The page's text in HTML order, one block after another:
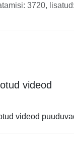
3720,
videod
videod